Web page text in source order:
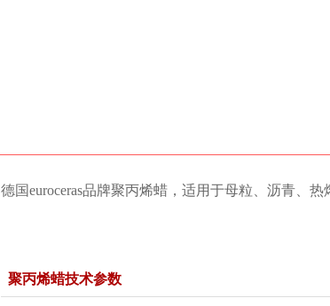
德国euroceras品牌聚丙烯蜡，适用于母粒、沥青、热
聚丙烯蜡技术参数